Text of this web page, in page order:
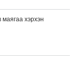
хэрхэн